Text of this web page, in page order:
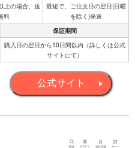
上の場合、送
料
最短で、ご注文日の翌日(日曜
を除く)発送
保証期間
購入日の翌日から10日間以内（詳しくは公式
サイトにて）
公式サイト